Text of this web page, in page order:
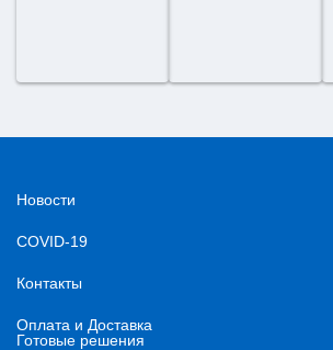
Новости
COVID-19
Контакты
Оплата и Доставка
Готовые решения